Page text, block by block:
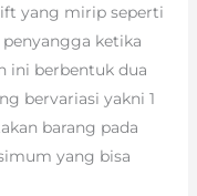
yang mirip seperti
ketika
ini berbentuk dua
bervariasi yakni 1
barang pada
yang bisa